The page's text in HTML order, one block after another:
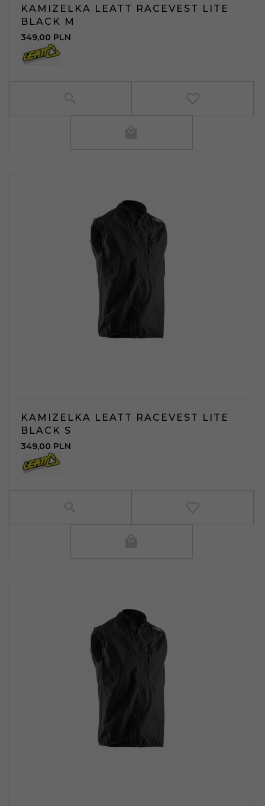
KAMIZELKA LEATT RACEVEST LITE
BLACK M
349,00 PLN
KAMIZELKA LEATT RACEVEST LITE
BLACK S
349,00 PLN